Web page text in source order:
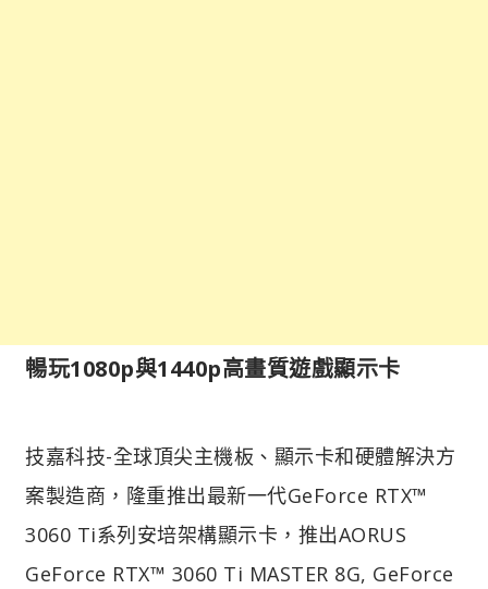
暢玩1080p與1440p高畫質遊戲顯示卡​
技嘉科技-全球頂尖主機板、顯示卡和硬體解決方
案製造商，隆重推出最新一代GeForce RTX™
3060 Ti系列安培架構顯示卡，推出AORUS
GeForce RTX™ 3060 Ti MASTER 8G, GeForce